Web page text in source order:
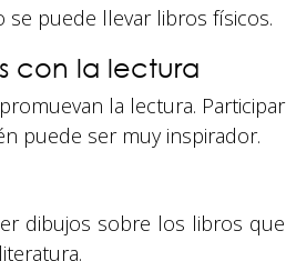
puede llevar libros físicos.
con la lectura
la lectura. Participar
puede ser muy inspirador.
dibujos sobre los libros que
y privacidad